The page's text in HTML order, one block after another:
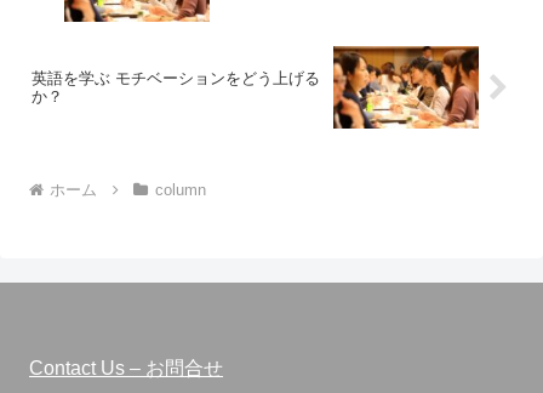
英語を学ぶ モチベーションをどう上げる
か？
ホーム column
Contact Us – お問合せ